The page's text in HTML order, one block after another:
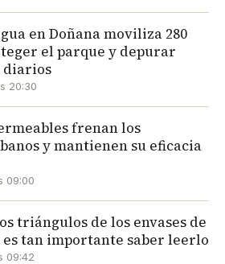
en Doñana moviliza 280
el parque y depurar
diarios
20:30
frenan los
y mantienen su eficacia
09:00
triángulos de los envases de
tan importante saber leerlo
09:42